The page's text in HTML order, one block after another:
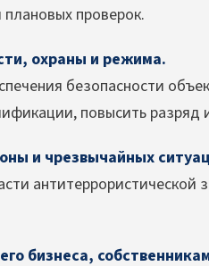
проверок.
охраны и режима.
безопасности
повысить разряд
и чрезвычайных
антитеррористической
бизнеса,